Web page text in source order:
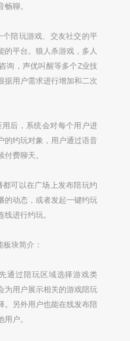
聊。
陪玩游戏、交友社交的平
的平台。狼人杀游戏，多人
询，声优叫醒等多个Z业技
据用户需求进行增加和二次
后，系统会对每个用户进
的约玩对象，用户通过语音
费聊天。
可以在广场上发布陪玩约
的动态，或者发起一键约玩
进行约玩。
块简介：
通过陪玩区域选择游戏类
为用户展示相关的游戏陪玩
。另外用户也能在线发布陪
户。